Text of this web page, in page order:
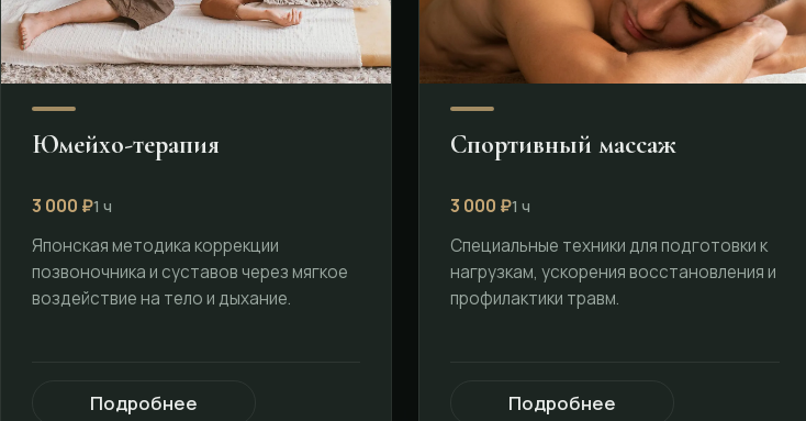
Юмейхо-терапия
3 000 ₽1 ч
Японская методика коррекции
позвоночника и суставов через мягкое
воздействие на тело и дыхание.
Подробнее
Спортивный массаж
3 000 ₽1 ч
Специальные техники для подготовки к
нагрузкам, ускорения восстановления и
профилактики травм.
Подробнее